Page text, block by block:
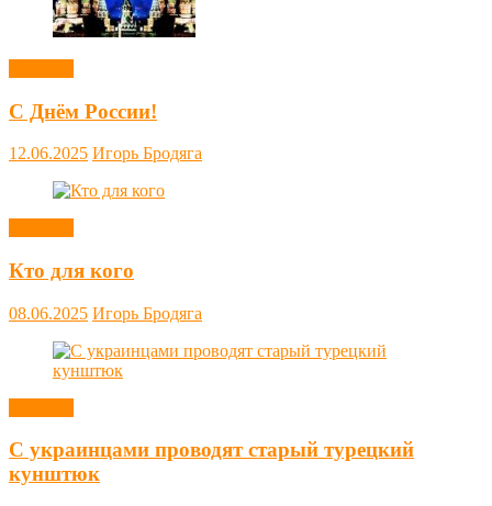
С Днём России!
12.06.2025 Игорь Бродяга
Кто для кого
08.06.2025 Игорь Бродяга
С украинцами проводят старый турецкий
кунштюк